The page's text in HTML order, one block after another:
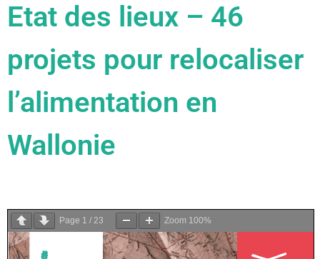
Etat des lieux – 46
projets pour relocaliser
l’alimentation en
Wallonie
Page 1 / 23 Zoom 100%